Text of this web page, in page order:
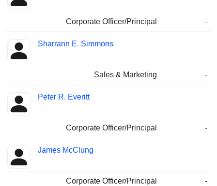
Corporate Officer/Principal -
Sharrann E. Simmons
Sales & Marketing -
Peter R. Everitt
Corporate Officer/Principal -
James McClung
Corporate Officer/Principal -